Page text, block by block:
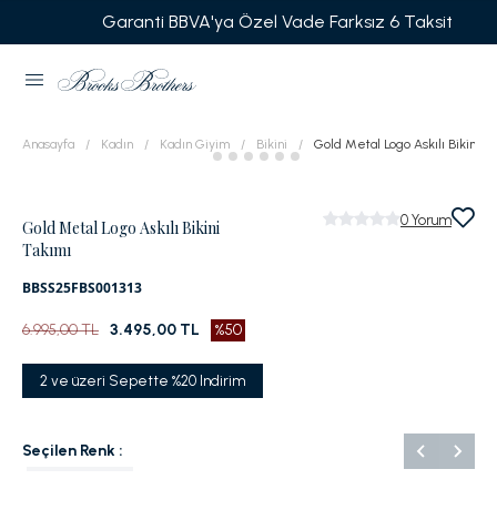
Garanti BBVA'ya Özel Vade Farksız 6 Taksit
Anasayfa Kadın Kadın Giyim Bikini Gold Metal Logo Askılı Bikini
Gold Metal Logo Askılı Bikini
Takımı
BBSS25FBS001313
0 Yorum
6.995,00 TL 3.495,00 TL %50
2 ve üzeri Sepette %20 Indirim
Seçilen Renk :